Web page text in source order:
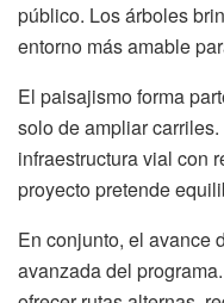
público. Los árboles
entorno más amable
El paisajismo forma
solo de ampliar
infraestructura vial con
proyecto pretende
En conjunto, el avance
avanzada del